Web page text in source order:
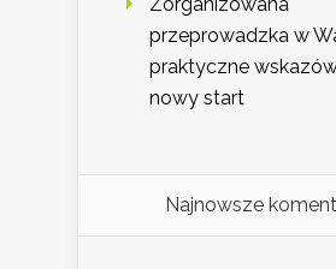
przeprowadzka w
praktyczne
nowy start
Najnowsze